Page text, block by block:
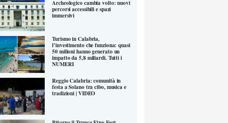
Archeologico cambia volto: nuovi
percorsi accessibili e spazi
immersivi
Turismo in Calabria,
l’investimento che funziona: quasi
50 milioni hanno generato un
impatto da 5,8 miliardi. Tutti i
NUMERI
Reggio Calabria: comunità in
festa a Solano tra cibo, musica e
tradizioni | VIDEO